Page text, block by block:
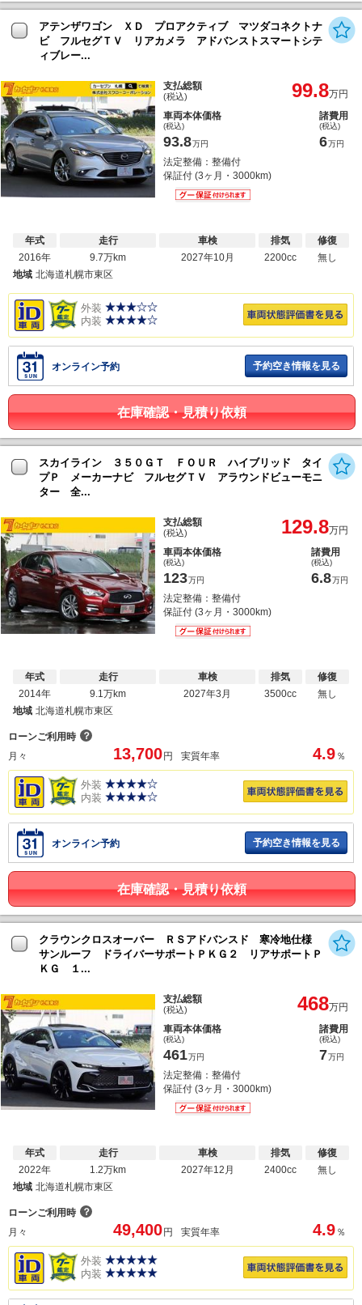
アテンザワゴン ＸＤ プロアクティブ マツダコネクトナ
ビ フルセグＴＶ リアカメラ アドバンストスマートシテ
ィブレー...
支払総額
(税込) 99.8万円
車両本体価格
(税込)
93.8万円
諸費用
(税込)
6万円
法定整備：整備付
保証付 (3ヶ月・3000km)
年式
2016年
走行
9.7万km
車検
2027年10月
排気
2200cc
修復
無し
地域 北海道札幌市東区
外装
内装
オンライン予約 予約空き情報を見る
在庫確認・見積り依頼
スカイライン ３５０ＧＴ ＦＯＵＲ ハイブリッド タイ
プＰ メーカーナビ フルセグＴＶ アラウンドビューモニ
ター 全...
支払総額
(税込) 129.8万円
車両本体価格
(税込)
123万円
諸費用
(税込)
6.8万円
法定整備：整備付
保証付 (3ヶ月・3000km)
年式
2014年
走行
9.1万km
車検
2027年3月
排気
3500cc
修復
無し
地域 北海道札幌市東区
ローンご利用時 ？
月々
13,700円 実質年率 4.9 ％
外装
内装
オンライン予約 予約空き情報を見る
在庫確認・見積り依頼
クラウンクロスオーバー ＲＳアドバンスド 寒冷地仕様
サンルーフ ドライバーサポートＰＫＧ２ リアサポートＰ
ＫＧ １...
支払総額
(税込) 468万円
車両本体価格
(税込)
461万円
諸費用
(税込)
7万円
法定整備：整備付
保証付 (3ヶ月・3000km)
年式
2022年
走行
1.2万km
車検
2027年12月
排気
2400cc
修復
無し
地域 北海道札幌市東区
ローンご利用時 ？
月々
49,400 円 実質年率 4.9 ％
外装
内装